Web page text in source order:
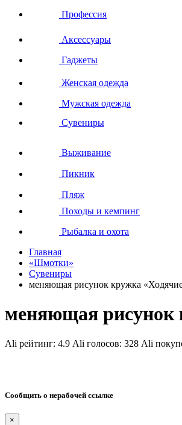
Профессия
Аксессуары
Гаджеты
Женская одежда
Мужская одежда
Сувениры
Выживание
Пикник
Пляж
Походы и кемпинг
Рыбалка и охота
Главная
«Шмотки»
Сувениры
меняющая рисунок кружка
меняющая рисунок
Ali рейтинг: 4.9 Ali голосов: 328 Ali
Сообщить о нерабочей ссылке
×